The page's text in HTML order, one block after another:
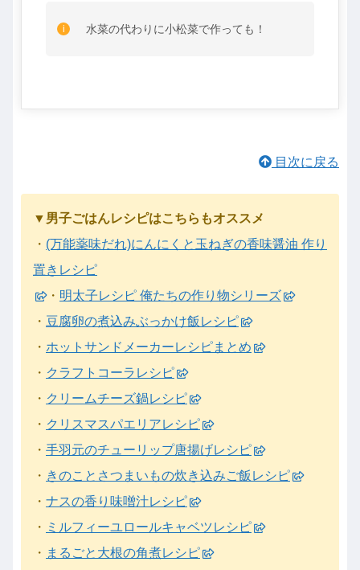
水菜の代わりに小松菜で作っても！
目次に戻る
▼男子ごはんレシピはこちらもオススメ
・ (万能薬味だれ)にんにくと玉ねぎの香味醤油 作り
置きレシピ
・ 明太子レシピ 俺たちの作り物シリーズ
・ 豆腐卵の煮込みぶっかけ飯レシピ
・ ホットサンドメーカーレシピまとめ
・ クラフトコーラレシピ
・ クリームチーズ鍋レシピ
・ クリスマスパエリアレシピ
・ 手羽元のチューリップ唐揚げレシピ
・ きのことさつまいもの炊き込みご飯レシピ
・ ナスの香り味噌汁レシピ
・ ミルフィーユロールキャベツレシピ
・ まるごと大根の角煮レシピ